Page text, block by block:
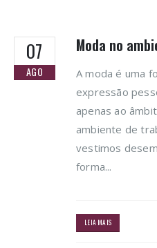
07
AGO
Moda no
A moda é uma
expressão
apenas ao
ambiente de
vestimos
forma...
LEIA MAIS